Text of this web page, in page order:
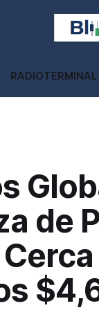
RADIOTERMINAL
de